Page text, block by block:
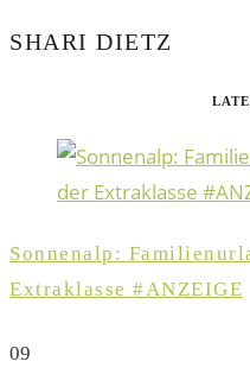
SHARI DIETZ
Sonnenalp:
Extraklasse #ANZEIGE
09